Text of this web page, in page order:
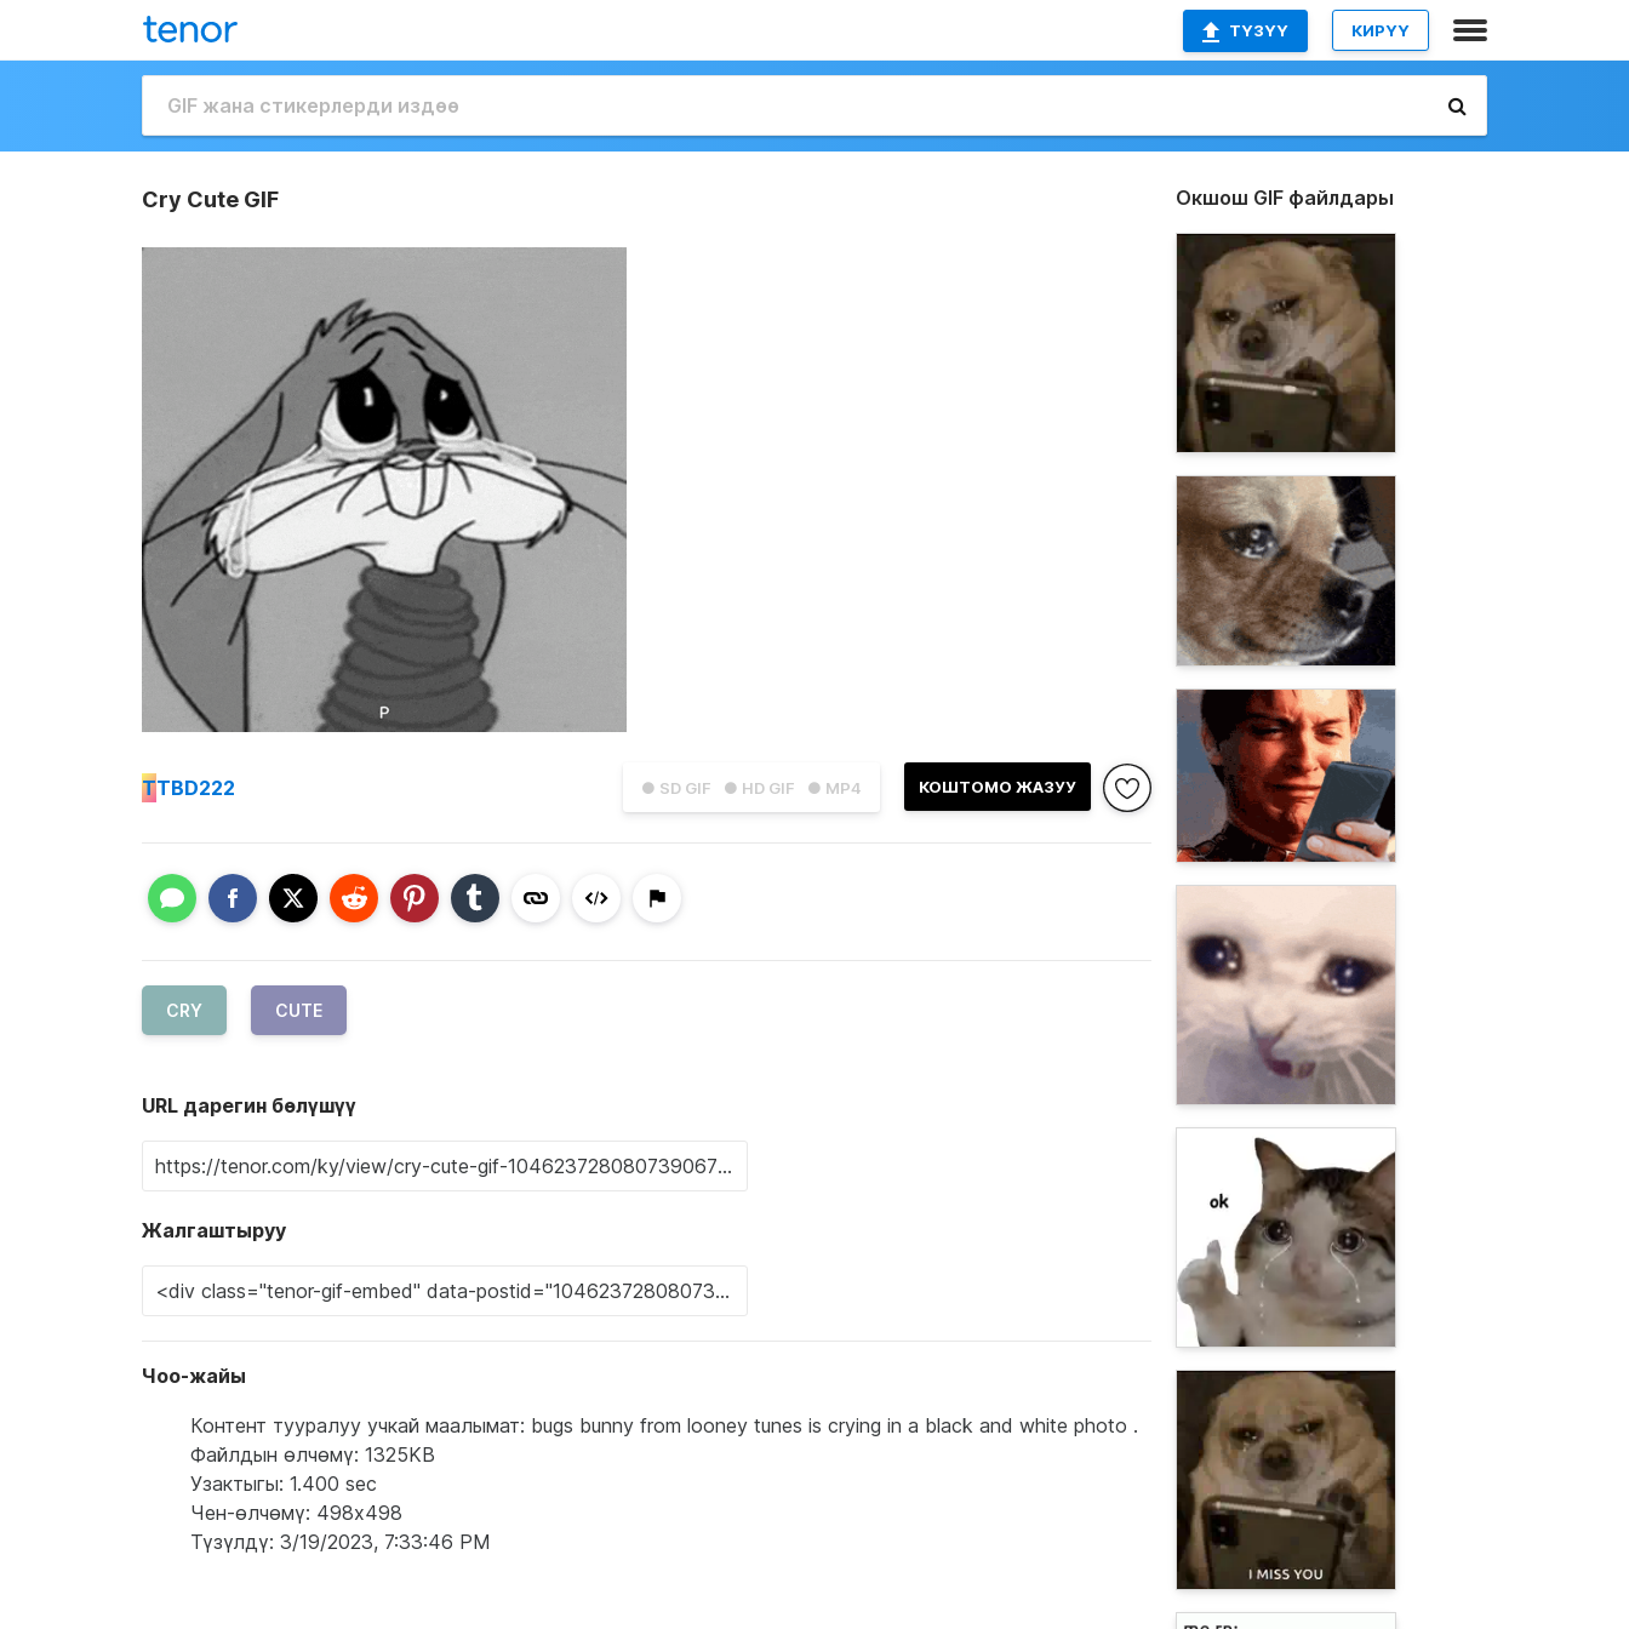
ТҮЗҮҮ КИРҮҮ
Cry Cute GIF
● SD GIF ● HD GIF ● MP4 КОШТОМО ЖАЗУУ
TTBD222
CRY CUTE
URL дарегин бөлүшүү
Жалгаштыруу
Чоо-жайы
Контент тууралуу учкай маалымат: bugs bunny from looney tunes is crying in a black and white photo .
Файлдын өлчөмү: 1325KB
Узактыгы: 1.400 sec
Чен-өлчөмү: 498x498
Түзүлдү: 3/19/2023, 7:33:46 PM
Окшош GIF файлдары